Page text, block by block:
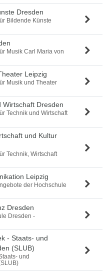
Dresden
Bildende Künste
Musik Carl Maria von
Leipzig
Musik und Theater
Wirtschaft Dresden
Technik und Wirtschaft
und Kultur
Technik, Wirtschaft
Leipzig
der Hochschule
Dresden
Dresden -
- Staats- und
(SLUB)
und